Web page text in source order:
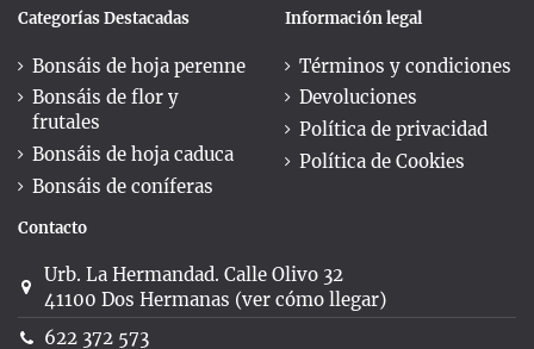
Categorías Destacadas
Bonsáis de hoja perenne
Bonsáis de flor y
frutales
Bonsáis de hoja caduca
Bonsáis de coníferas
Información legal
Términos y condiciones
Devoluciones
Política de privacidad
Política de Cookies
Contacto
Urb. La Hermandad. Calle Olivo 32
41100 Dos Hermanas (ver cómo llegar)
622 372 573